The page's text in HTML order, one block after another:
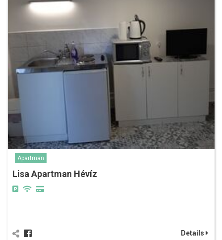
Apartman
Lisa Apartman Hévíz
Details